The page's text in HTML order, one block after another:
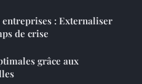
: Externaliser
de crise
grâce aux